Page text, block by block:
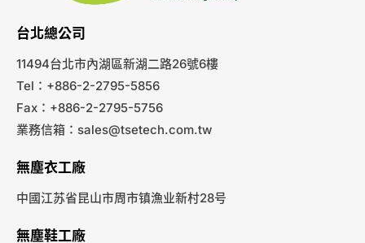
台北總公司
11494台北市內湖區新湖二路26號6樓
Tel：+886-2-2795-5856
Fax：+886-2-2795-5756
業務信箱： sales@tsetech.com.tw
無塵衣工廠
中國江苏省昆山市周市镇漁业新村28号
無塵鞋工廠